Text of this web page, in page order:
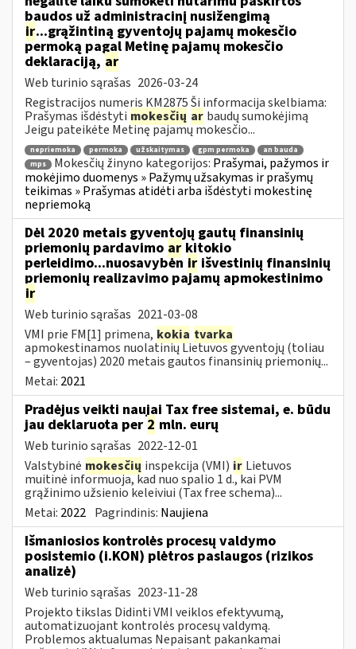
baudos už administracinį nusižengimą
ir...grąžintiną gyventojų pajamų mokesčio
permoką pagal Metinę pajamų mokesčio
deklaraciją, ar
Web turinio sąrašas 2026-03-24
Registracijos numeris KM2875 Ši informacija skelbiama:
Prašymas išdėstyti mokesčių ar baudų sumokėjimą
Jeigu pateikėte Metinę pajamų mokesčio...
nepriemoka permoka užskaitymas gpm permoka
an bauda
mps
Mokesčių žinyno kategorijos: Prašymai, pažymos ir
mokėjimo duomenys » Pažymų užsakymas ir prašymų
teikimas » Prašymas atidėti arba išdėstyti mokestinę
nepriemoką
Dėl 2020 metais gyventojų gautų finansinių
priemonių pardavimo ar kitokio
perleidimo...nuosavybėn ir išvestinių finansinių
priemonių realizavimo pajamų apmokestinimo
ir
Web turinio sąrašas 2021-03-08
VMI prie FM[1] primena, kokia tvarka
apmokestinamos nuolatinių Lietuvos gyventojų (toliau
– gyventojas) 2020 metais gautos finansinių priemonių...
Metai: 2021
Pradėjus veikti naujai Tax free sistemai, e. būdu
jau deklaruota per 2 mln. eurų
Web turinio sąrašas 2022-12-01
Valstybinė mokesčių inspekcija (VMI) ir Lietuvos
muitinė informuoja, kad nuo spalio 1 d., kai PVM
grąžinimo užsienio keleiviui (Tax free schema)...
Metai: 2022 Pagrindinis: Naujiena
Išmaniosios kontrolės procesų valdymo
posistemio (i.KON) plėtros paslaugos (rizikos
analizė)
Web turinio sąrašas 2023-11-28
Projekto tikslas Didinti VMI veiklos efektyvumą,
automatizuojant kontrolės procesų valdymą.
Problemos aktualumas Nepaisant pakankamai